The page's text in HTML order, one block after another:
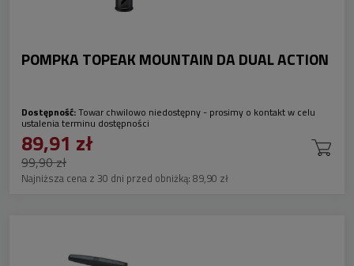
POMPKA TOPEAK MOUNTAIN DA DUAL ACTION
Dostępność:Towar chwilowo niedostępny - prosimy o kontakt w celu
ustalenia terminu dostępności
89,91 zł
99,90 zł
Najniższa cena z 30 dni przed obniżką: 89,90 zł